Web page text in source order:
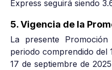
Express seguirá siendo
5. Vigencia de la
La presente
periodo comprendido del
17 de septiembre de